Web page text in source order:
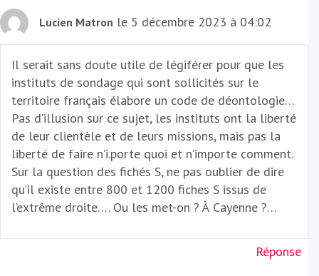
l
Lucien Matron le 5 décembre 2023 à 04:02
Il serait sans doute utile de légiférer pour que les
instituts de sondage qui sont sollicités sur le
territoire français élabore un code de déontologie…
Pas d’illusion sur ce sujet, les instituts ont la liberté
de leur clientèle et de leurs missions, mais pas la
liberté de faire n’i.porte quoi et n’importe comment.
Sur la question des fichés S, ne pas oublier de dire
qu’il existe entre 800 et 1200 fiches S issus de
l’extrême droite…. Ou les met-on ? À Cayenne ?…
Réponse